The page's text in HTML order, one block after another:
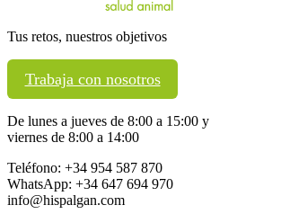
Tus retos, nuestros objetivos
Trabaja con nosotros
De lunes a jueves de 8:00 a 15:00 y
viernes de 8:00 a 14:00
Teléfono: +34 954 587 870
WhatsApp: +34 647 694 970
info@hispalgan.com